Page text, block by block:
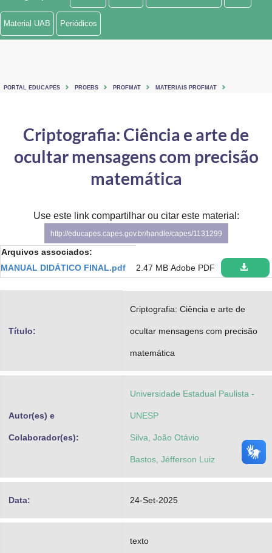
Ministério de Minas e Energia
Controladoria-Geral da União
Ministério da Mulher, da Família e dos Direitos Humanos
Secretaria de Governo
Gabinete de Segurança Institucional
Material UAB Periódicos
PORTAL EDUCAPES PROEBS PROFMAT MATERIAIS PROFMAT
Criptografia: Ciência e arte de
ocultar mensagens com precisão
matemática
Use este link compartilhar ou citar este material:
http://educapes.capes.gov.br/handle/capes/1131299
Arquivos associados:
MANUAL DIDÁTICO FINAL.pdf
2.47 MB Adobe PDF
Título:
Criptografia: Ciência e arte de
ocultar mensagens com precisão
matemática
Autor(es) e
Colaborador(es):
Universidade Estadual Paulista -
UNESP
Silva, João Otávio
Bastos, Jéfferson Luiz
Data: 24-Set-2025
texto